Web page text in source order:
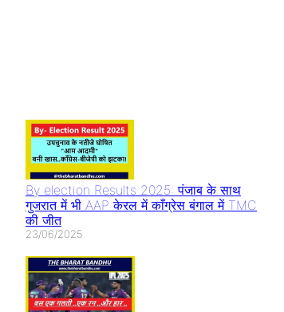
तो सावधान
By election Results 2025: पंजाब के साथ
गुजरात में भी AAP केरल में काँग्रेस बंगाल में TMC
की जीत
23/06/2025